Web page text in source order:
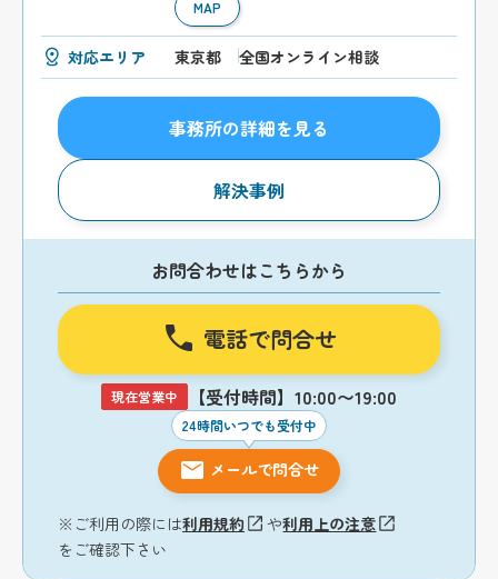
MAP
対応エリア 東京都 全国オンライン相談
事務所の詳細を見る
解決事例
お問合わせはこちらから
電話で問合せ
現在営業中 【受付時間】10:00〜19:00
24時間いつでも受付中
メールで問合せ
※ご利用の際には利用規約 や利用上の注意
をご確認下さい